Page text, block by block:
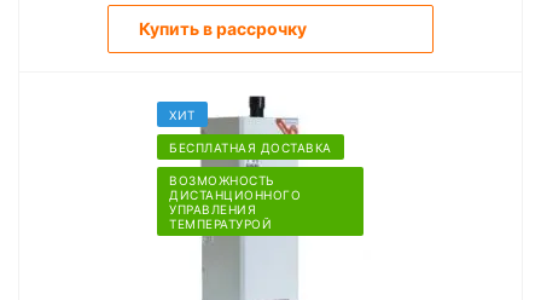
Купить в рассрочку
ХИТ
БЕСПЛАТНАЯ ДОСТАВКА
ВОЗМОЖНОСТЬ
ДИСТАНЦИОННОГО
УПРАВЛЕНИЯ
ТЕМПЕРАТУРОЙ